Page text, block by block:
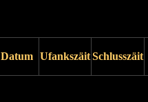
Datum UfankszäitSchlusszäit